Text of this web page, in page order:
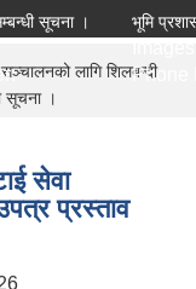
सूचना । भूमि
Phone
लागि शिलबन्दी
सूचना ।
सेवा
प्रस्ताव